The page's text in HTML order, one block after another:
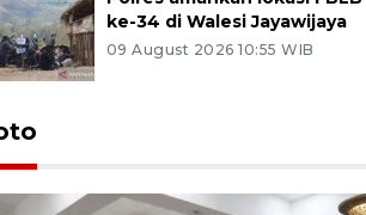
ke-34 di Walesi Jayawijaya
09 August 2026 10:55 WIB